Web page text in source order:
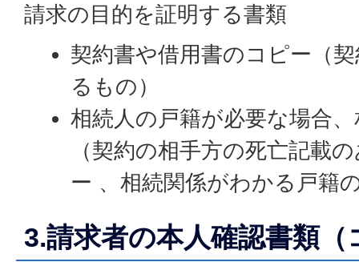
請求の目的を証明する書類
契約書や借用書のコピー（
るもの）
相続人の戸籍が必要な場合
（契約の相手方の死亡記載
ー 、相続関係がわかる戸籍
3.請求者の本人確認書類（